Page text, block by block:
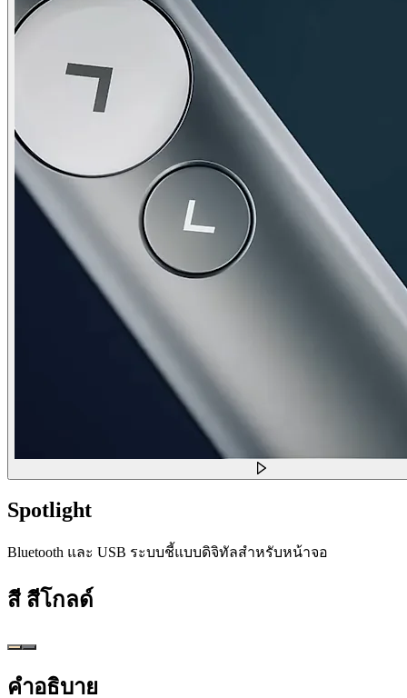
Spotlight
Bluetooth และ USB ระบบชี้แบบดิจิทัลสำหรับหน้าจอ
สี สีโกลด์
คำอธิบาย